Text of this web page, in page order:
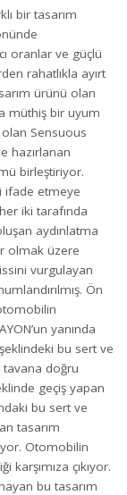
bir tasarım
oranlar ve güçlü
rahatlıkla ayırt
ürünü olan
müthiş bir uyum
Sensuous
hazırlanan
birleştiriyor.
ifade etmeye
iki tarafında
aydınlatma
olmak üzere
vurgulayan
Ön
yanında
bu sert ve
tavana doğru
geçiş yapan
bu sert ve
tasarım
Otomobilin
çıkıyor.
bu tasarım